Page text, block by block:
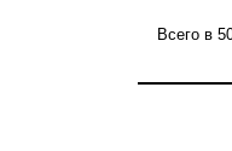
Всего в